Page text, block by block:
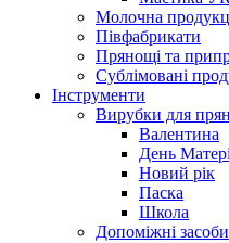
Молочна
Півфабрикати
Прянощі та
Сублімовані
Інструменти
Вирубки для
Валентина
День Матері
Новий рік
Паска
Школа
Допоміжні засоби